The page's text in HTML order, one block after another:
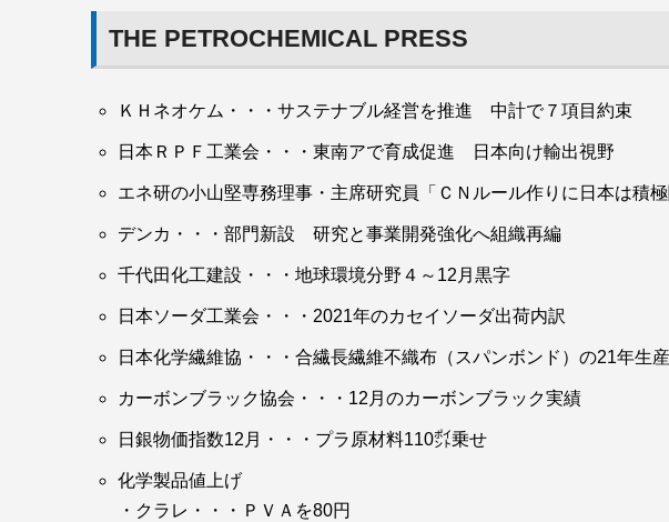
THE PETROCHEMICAL PRESS
ＫＨネオケム・・・サステナブル経営を推進 中計で７項目約束
日本ＲＰＦ工業会・・・東南アで育成促進 日本向け輸出視野
エネ研の小山堅専務理事・主席研究員「ＣＮルール作りに日本は積極
デンカ・・・部門新設 研究と事業開発強化へ組織再編
千代田化工建設・・・地球環境分野４～12月黒字
日本ソーダ工業会・・・2021年のカセイソーダ出荷内訳
日本化学繊維協・・・合繊長繊維不織布（スパンボンド）の21年生産
カーボンブラック協会・・・12月のカーボンブラック実績
日銀物価指数12月・・・プラ原材料110㌽乗せ
化学製品値上げ
・クラレ・・・ＰＶＡを80円